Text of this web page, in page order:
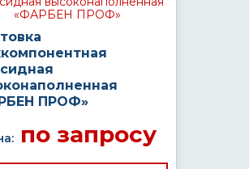
ПРОФ»
по запросу